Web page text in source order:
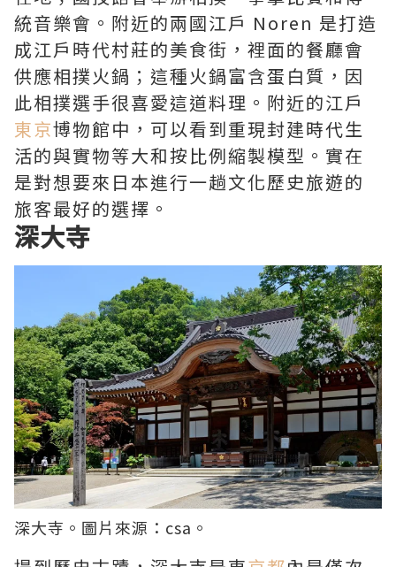
統音樂會。附近的兩國江戶 Noren 是打造
成江戶時代村莊的美食街，裡面的餐廳會
供應相撲火鍋；這種火鍋富含蛋白質，因
此相撲選手很喜愛這道料理。附近的江戶
東京博物館中，可以看到重現封建時代生
活的與實物等大和按比例縮製模型。實在
是對想要來日本進行一趟文化歷史旅遊的
旅客最好的選擇。
深大寺
深大寺。圖片來源： csa 。